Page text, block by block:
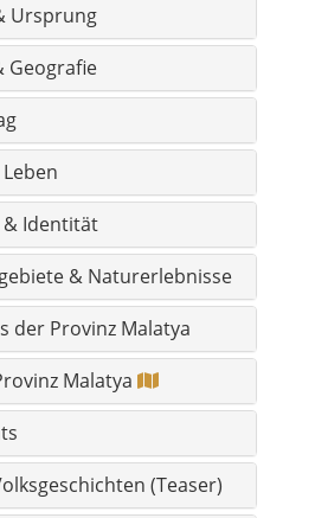
Ursprung
Geografie
Identität
& Naturerlebnisse
der Provinz Malatya
Malatya
(Teaser)